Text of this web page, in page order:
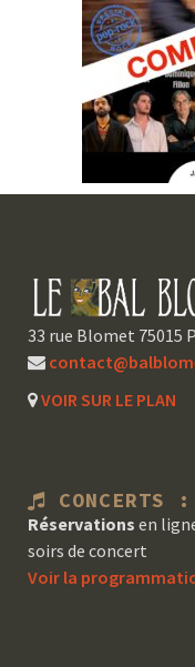
33 rue Blomet 75015
VOIR SUR LE PLAN
CONCERTS :
Réservations en
soirs de concert
Voir la